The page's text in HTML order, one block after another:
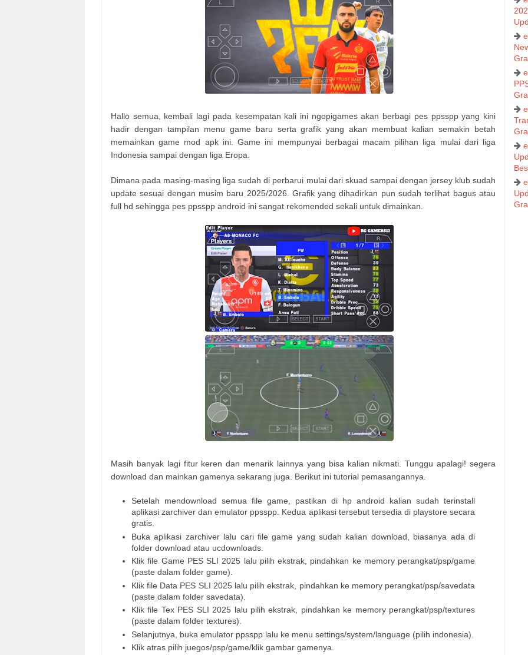
Hallo semua, kembali lagi pada kesempatan kali ini ngopigames akan berbagi pes ppsspp yang kini
hadir dengan tampilan menu game baru serta grafik yang akan membuat kalian semakin betah
memainkan game mod apk ini. Game ini mempunyai berbagai macam pilihan liga mulai dari liga
Indonesia sampai dengan liga Eropa.
Dimana pada masing-masing liga sudah di perbarui mulai dari skuad sampai dengan jersey klub sudah
update sesuai dengan musim baru 2025/2026. Grafik yang dihadirkan pun sudah terlihat bagus atau
full hd sehingga pes ppsspp android ini sangat rekomended sekali untuk dimainkan.
Masih banyak lagi fitur keren dan menarik lainnya yang bisa kalian nikmati. Tunggu apalagi! segera
download dan mainkan gamenya sekarang juga. Berikut ini tutorial pemasangannya.
Setelah mendownload semua file game, pastikan di hp android kalian sudah terinstall
aplikasi zarchiver dan emulator ppsspp. Kedua aplikasi tersebut tersedia di playstore secara
gratis.
Buka aplikasi zarchiver lalu cari file game yang sudah kalian download, biasanya ada di
folder download atau ucdownloads.
Klik file Game PES SLI 2025 lalu pilih ekstrak, pindahkan ke memory perangkat/psp/game
(paste dalam folder game).
Klik file Data PES SLI 2025 lalu pilih ekstrak, pindahkan ke memory perangkat/psp/savedata
(paste dalam folder savedata).
Klik file Tex PES SLI 2025 lalu pilih ekstrak, pindahkan ke memory perangkat/psp/textures
(paste dalam folder textures).
Selanjutnya, buka emulator ppsspp lalu ke menu settings/system/language (pilih indonesia).
Klik atras pilih juegos/psp/game/klik gambar gamenya.